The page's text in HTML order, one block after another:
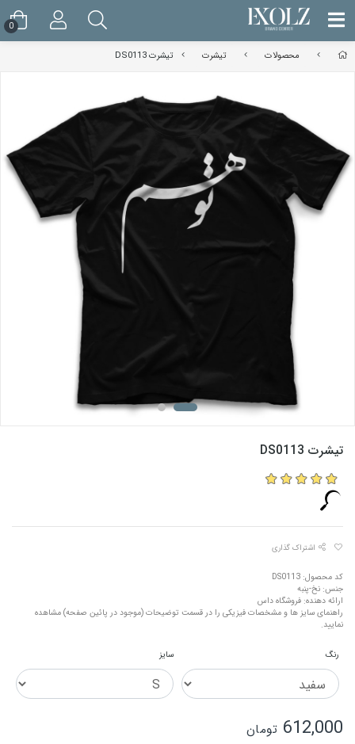
محصولات تیشرت تیشرت DS0113
تیشرت DS0113
اشتراک گذاری
کد محصول: DS0113
جنس: نخ-پنبه
ارائه دهنده: فروشگاه داس
راهنمای سایز ها و مشخصات فیزیکی را در قسمت توضیحات (موجود در پائین صفحه) مشاهده
نمایید.
رنگ سایز
612,000 تومان
0